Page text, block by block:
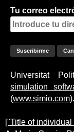
Tu correo
Universitat
simulation
(www.simio.com).
["Title of